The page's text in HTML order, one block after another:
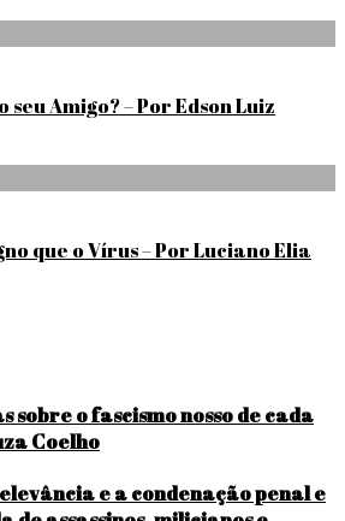
seu Amigo? – Por Edson Luiz
que o Vírus – Por Luciano Elia
sobre o fascismo nosso de cada
Coelho
e a condenação penal e